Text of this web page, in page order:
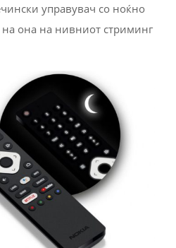
управувач со ноќно
она на нивниот стриминг